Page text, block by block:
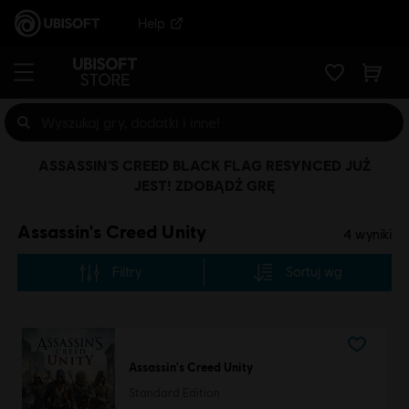
Help
Assassin's Creed Unity 4 wyniki
Filtry Sortuj wg
Assassin's Creed Unity